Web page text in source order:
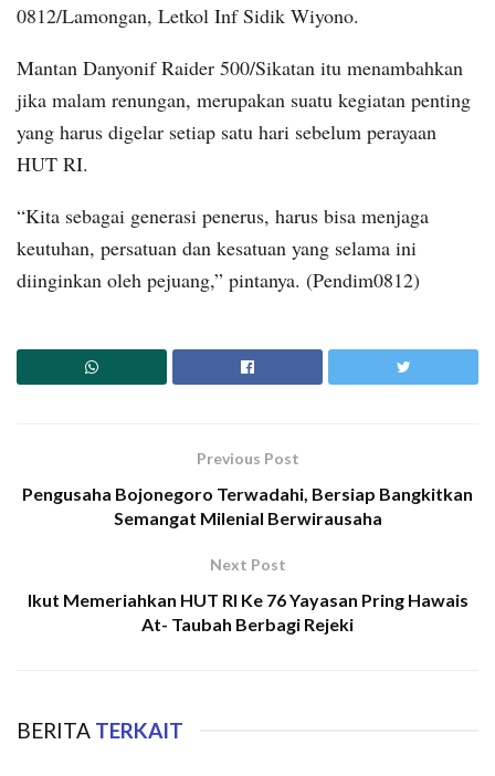
0812/Lamongan, Letkol Inf Sidik Wiyono.
Mantan Danyonif Raider 500/Sikatan itu menambahkan
jika malam renungan, merupakan suatu kegiatan penting
yang harus digelar setiap satu hari sebelum perayaan
HUT RI.
“Kita sebagai generasi penerus, harus bisa menjaga
keutuhan, persatuan dan kesatuan yang selama ini
diinginkan oleh pejuang,” pintanya. (Pendim0812)
Previous Post
Pengusaha Bojonegoro Terwadahi, Bersiap Bangkitkan
Semangat Milenial Berwirausaha
Next Post
Ikut Memeriahkan HUT RI Ke 76 Yayasan Pring Hawais
At- Taubah Berbagi Rejeki
BERITA TERKAIT